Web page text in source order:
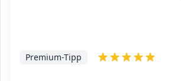
Premium-Tipp